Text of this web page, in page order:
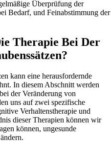
Überprüfung der
Bedarf, und Feinabstimmung der
Therapie Bei Der
kann eine herausfordernde
In diesem Abschnitt werden
der Veränderung von
uns auf zwei spezifische
Verhaltenstherapie und
dieser Therapien können wir
können, ungesunde